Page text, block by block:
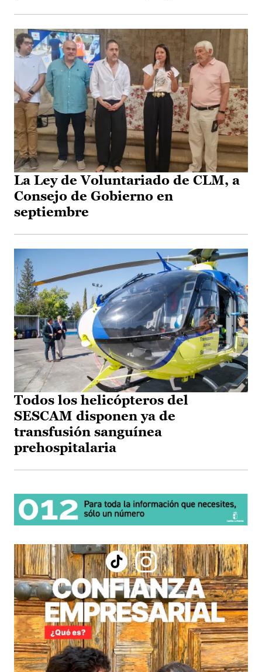
La Ley de Voluntariado de CLM, a
Consejo de Gobierno en
septiembre
Todos los helicópteros del
SESCAM disponen ya de
transfusión sanguínea
prehospitalaria